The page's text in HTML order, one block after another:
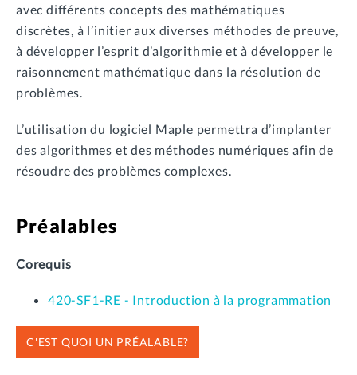
avec différents concepts des mathématiques
discrètes, à l’initier aux diverses méthodes de preuve,
à développer l’esprit d’algorithmie et à développer le
raisonnement mathématique dans la résolution de
problèmes.
L’utilisation du logiciel Maple permettra d’implanter
des algorithmes et des méthodes numériques afin de
résoudre des problèmes complexes.
Préalables
Corequis
420-SF1-RE - Introduction à la programmation
C'EST QUOI UN PRÉALABLE?